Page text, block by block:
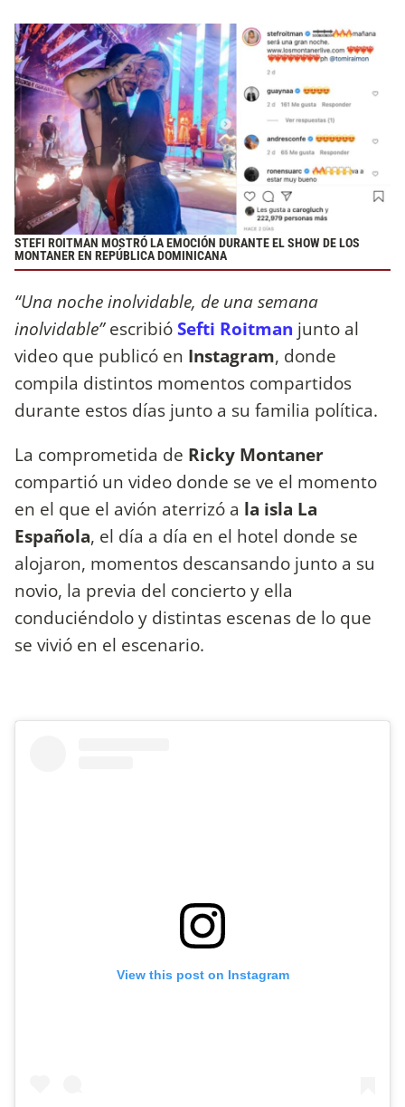
STEFI ROITMAN MOSTRÓ LA EMOCIÓN DURANTE EL SHOW DE LOS
MONTANER EN REPÚBLICA DOMINICANA
“Una noche inolvidable, de una semana
inolvidable”escribióSefti Roitman junto al
video que publicó en Instagram, donde
compila distintos momentos compartidos
durante estos días junto a su familia política.
La comprometida de Ricky Montaner
compartió un video donde se ve el momento
en el que el avión aterrizó a la isla La
Española, el día a día en el hotel donde se
alojaron, momentos descansando junto a su
novio, la previa del concierto y ella
conduciéndolo y distintas escenas de lo que
se vivió en el escenario.
View this post on Instagram